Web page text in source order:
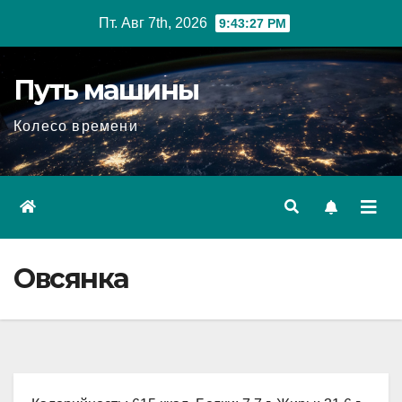
Пт. Авг 7th, 2026 9:43:28 PM
Путь машины
Колесо времени
Овсянка